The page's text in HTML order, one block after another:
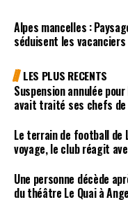
Alpes mancelles :
séduisent les
LES PLUS RECENTS
Suspension annulée
avait traité ses chefs de
Le terrain de football de
voyage, le club réagit
Une personne décède
du théâtre Le Quai à